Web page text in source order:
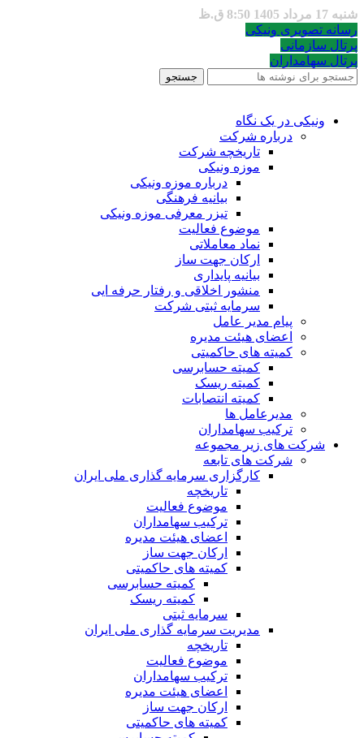
شنبه 17 مرداد 1405 8:50 ق.ظ
رسانه تصویری ونیکی
پرتال سازمانی
پرتال سهامداران
جستجو
ونیکی در یک نگاه
درباره شرکت
تاریخچه شرکت
موزه ونیکی
درباره موزه ونیکی
بیانیه فرهنگی
تیزر معرفی موزه ونیکی
موضوع فعالیت
نماد معاملاتی
ارکان جهت ساز
بیانیه پایداری
منشور اخلاقی و رفتار حرفه ایی
سرمایه ثبتی شرکت
پیام مدیر عامل
اعضای هیئت مدیره
کمیته های حاکمیتی
کمیته حسابرسی
کمیته ریسک
کمیته انتصابات
مدیرعامل ها
ترکیب سهامداران
شرکت های زیر مجموعه
شرکت های تابعه
کارگزاری سرمایه گذاری ملی ایران
تاریخچه
موضوع فعالیت
ترکیب سهامداران
اعضای هیئت مدیره
ارکان جهت ساز
کمیته های حاکمیتی
کمیته حسابرسی
کمیته ریسک
سرمایه ثبتی
مدیریت سرمایه گذاری ملی ایران
تاریخچه
موضوع فعالیت
ترکیب سهامداران
اعضای هیئت مدیره
ارکان جهت ساز
کمیته های حاکمیتی